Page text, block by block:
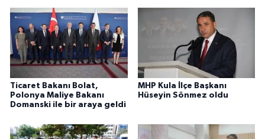
Ticaret Bakanı Bolat,
Polonya Maliye Bakanı
Domanski ile bir araya geldi
MHP Kula İlçe Başkanı
Hüseyin Sönmez oldu